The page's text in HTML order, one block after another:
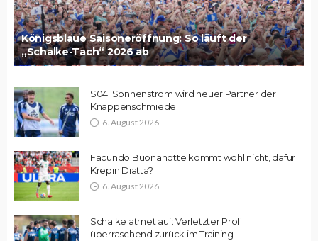
Königsblaue Saisoneröffnung: So läuft der
„Schalke-Tach“ 2026 ab
S04: Sonnenstrom wird neuer Partner der
Knappenschmiede
6. August 2026
Facundo Buonanotte kommt wohl nicht, dafür
Krepin Diatta?
6. August 2026
Schalke atmet auf: Verletzter Profi
überraschend zurück im Training